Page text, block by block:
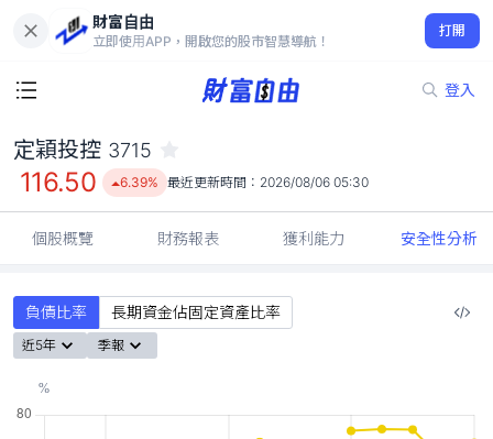
財富自由
立即使用APP，開啟您的股市智慧導航！
打開
登入
116.50
6.39%
定穎投控 3715
116.50 6.39% 最近更新時間： 2026/08/06 05:30
個股概覽 財務報表 獲利能力 安全性分析
負債比率 長期資金佔固定資產比率
近5年 季報